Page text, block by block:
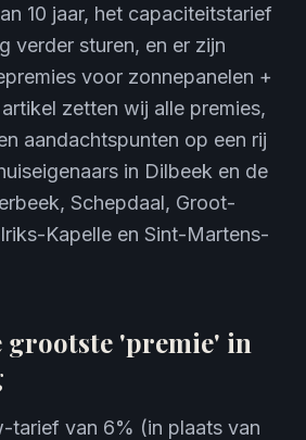
10 jaar, het capaciteitstarief
verder sturen, en er zijn
voor zonnepanelen +
zetten wij alle premies,
aandachtspunten op een rij
in Dilbeek en de
Schepdaal, Groot-
Kapelle en Sint-Martens-
grootste 'premie' in
tarief van 6% (in plaats van